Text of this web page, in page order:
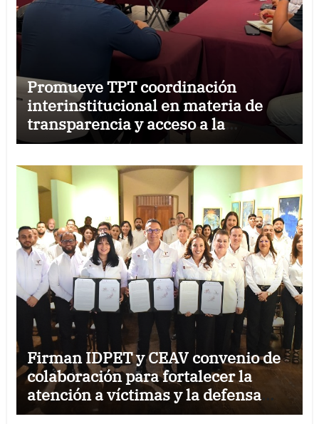
Promueve TPT coordinación
interinstitucional en materia de
transparencia y acceso a la
información pública
Firman IDPET y CEAV convenio de
colaboración para fortalecer la
atención a víctimas y la defensa
jurídica en Tamaulipas